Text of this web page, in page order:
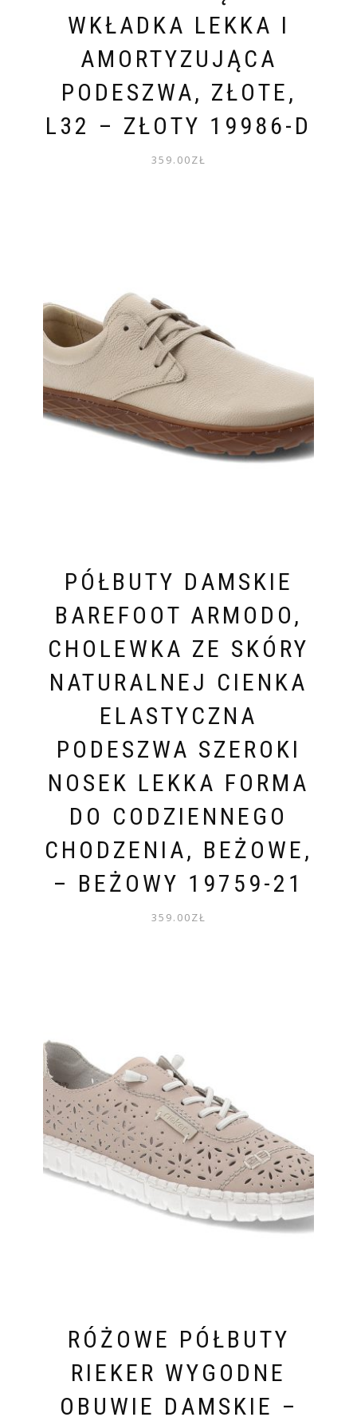
WKŁADKA LEKKA I
AMORTYZUJĄCA
PODESZWA, ZŁOTE,
L32 – ZŁOTY 19986-D
359.00ZŁ
PÓŁBUTY DAMSKIE
BAREFOOT ARMODO,
CHOLEWKA ZE SKÓRY
NATURALNEJ CIENKA
ELASTYCZNA
PODESZWA SZEROKI
NOSEK LEKKA FORMA
DO CODZIENNEGO
CHODZENIA, BEŻOWE,
– BEŻOWY 19759-21
359.00ZŁ
RÓŻOWE PÓŁBUTY
RIEKER WYGODNE
OBUWIE DAMSKIE –